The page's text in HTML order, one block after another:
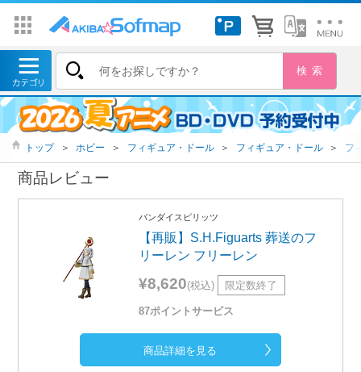
トップ ＞ ホビー ＞ フィギュア・ドール ＞ フィギュア・ドール ＞ フ
商品レビュー
バンダイスピリッツ
【再販】S.H.Figuarts 葬送のフ
リーレン フリーレン
¥8,620(税込) 限定数終了
87ポイントサービス
商品詳細を見る